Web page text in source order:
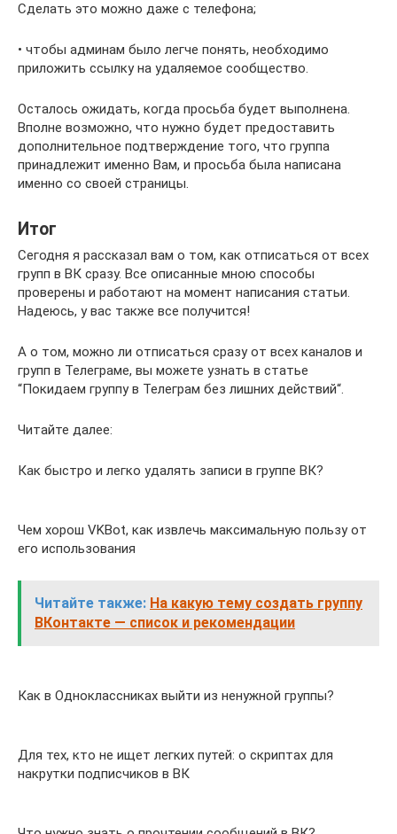
Сделать это можно даже с телефона;
• чтобы админам было легче понять, необходимо
приложить ссылку на удаляемое сообщество.
Осталось ожидать, когда просьба будет выполнена.
Вполне возможно, что нужно будет предоставить
дополнительное подтверждение того, что группа
принадлежит именно Вам, и просьба была написана
именно со своей страницы.
Итог
Сегодня я рассказал вам о том, как отписаться от всех
групп в ВК сразу. Все описанные мною способы
проверены и работают на момент написания статьи.
Надеюсь, у вас также все получится!
А о том, можно ли отписаться сразу от всех каналов и
групп в Телеграме, вы можете узнать в статье
“Покидаем группу в Телеграм без лишних действий“.
Читайте далее:
Как быстро и легко удалять записи в группе ВК?
Чем хорош VKBot, как извлечь максимальную пользу от
его использования
Читайте также: На какую тему создать группу
ВКонтакте — список и рекомендации
Как в Одноклассниках выйти из ненужной группы?
Для тех, кто не ищет легких путей: о скриптах для
накрутки подписчиков в ВК